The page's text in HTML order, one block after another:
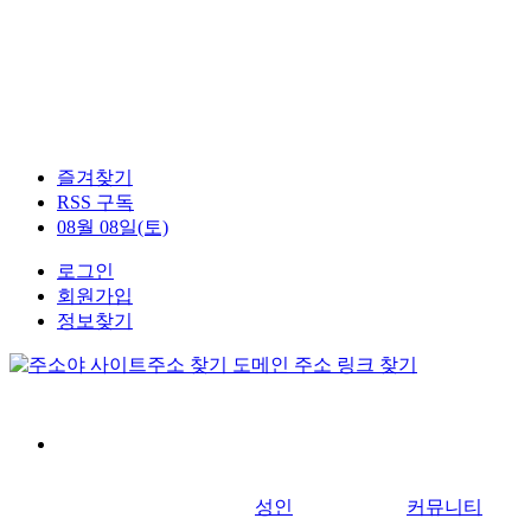
즐겨찾기
RSS 구독
08월 08일(토)
로그인
회원가입
정보찾기
성인 커뮤니티